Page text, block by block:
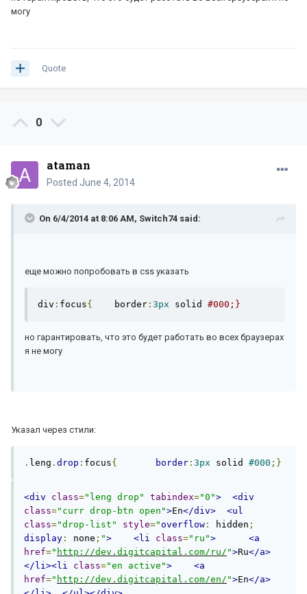
могу
Quote
0
ataman
Posted June 4, 2014
On 6/4/2014 at 8:06 AM, Switch74 said:
еще можно попробовать в css указать
div : focus{ border : 3px solid #000;}
но гарантировать, что это будет работать во всех браузерах
я не могу
Указал через стили:
. leng . drop : focus{ border : 3px solid #000 ;}
<div class="leng drop" tabindex="0">
<div
class="curr drop-btn open">En</div>
<ul
class="drop-list" style="overflow : hidden ;
display : none ; "> <li class="ru">
<a
href=" http://dev.digitcapital.com/ru/ ">Ru</a>
</li><li
class="en active">
<a
href=" http://dev.digitcapital.com/en/ ">En</a>